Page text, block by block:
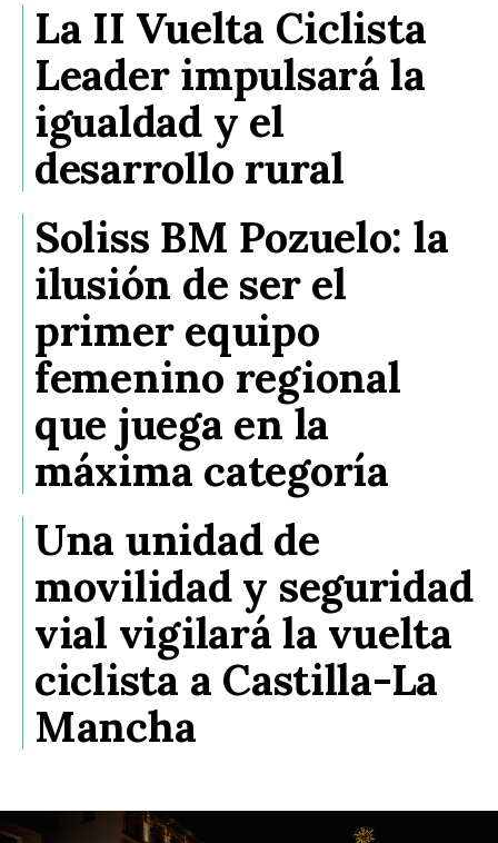
La II Vuelta Ciclista
Leader impulsará la
igualdad y el
desarrollo rural
Soliss BM Pozuelo: la
ilusión de ser el
primer equipo
femenino regional
que juega en la
máxima categoría
Una unidad de
movilidad y seguridad
vial vigilará la vuelta
ciclista a Castilla-La
Mancha